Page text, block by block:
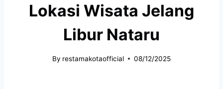
Lokasi Wisata Jelang
Libur Nataru
By restamakotaofficial 08/12/2025